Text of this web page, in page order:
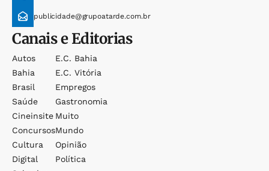
publicidade@grupoatarde.com.br
Canais e Editorias
Autos
Bahia
Brasil
Saúde
Cineinsite
Concursos
Cultura
Digital
E.c. Bahia
E.c. Vitória
Empregos
Gastronomia
Muito
Mundo
Opinião
Política